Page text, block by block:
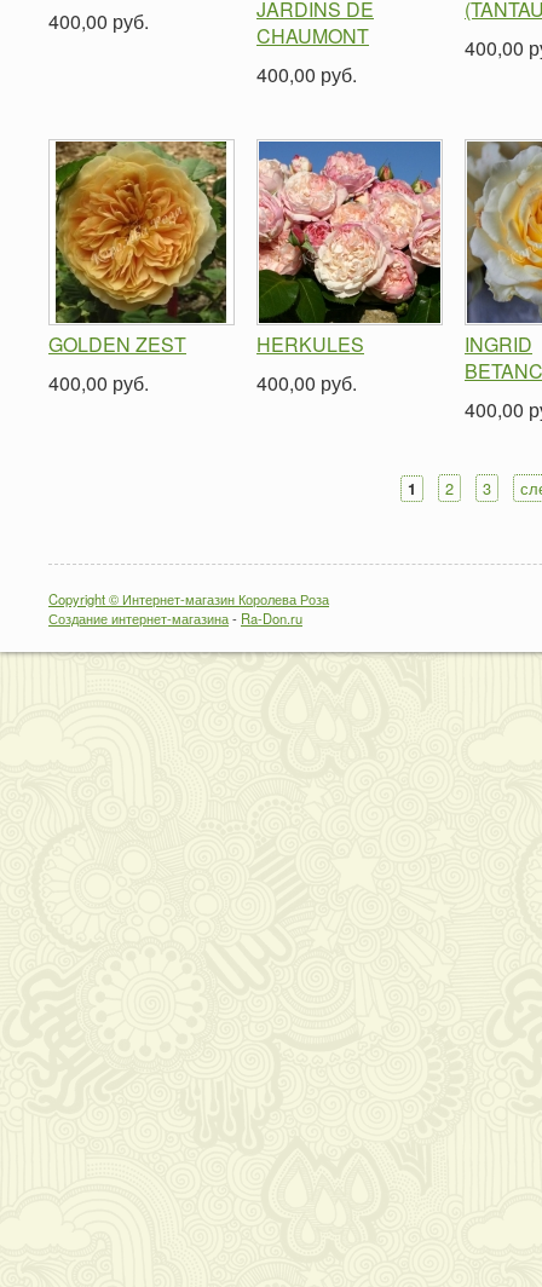
400,00 руб.
JARDINS DE
CHAUMONT
400,00 руб.
400,00
GOLDEN ZEST
400,00 руб.
HERKULES
400,00 руб.
INGRID
400,00
1 2 3
Copyright © Интернет-магазин Королева Роза
Создание интернет-магазина- Ra-Don.ru